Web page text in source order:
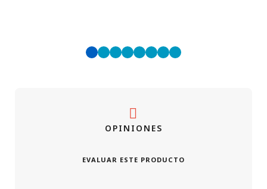
OPINIONES
EVALUAR ESTE PRODUCTO